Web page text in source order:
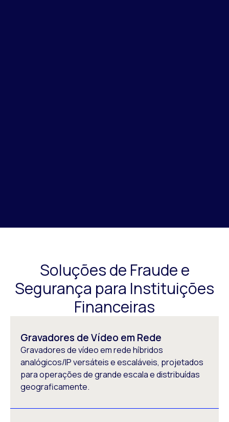
Soluções de Fraude e
Segurança para Instituições
Financeiras
Gravadores de Vídeo em Rede
Gravadores de vídeo em rede híbridos
analógicos/IP versáteis e escaláveis, projetados
para operações de grande escala e distribuídas
geograficamente.